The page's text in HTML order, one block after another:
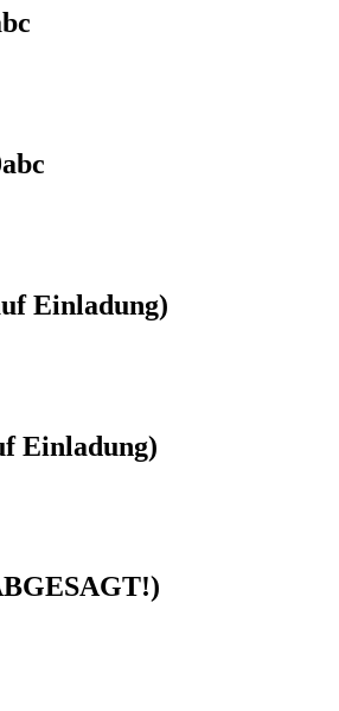
Einladung)
Einladung)